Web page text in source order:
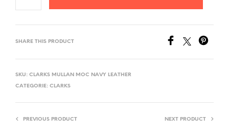
SHARE THIS PRODUCT
SKU: CLARKS MULLAN MOC NAVY LEATHER
CATEGORIE: CLARKS
PREVIOUS PRODUCT NEXT PRODUCT